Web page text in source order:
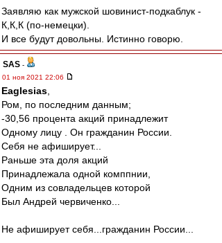
Заявляю как мужской шовинист-подкаблук -
К,К,К (по-немецки).
И все будут довольны. Истинно говорю.
SAS -
01 ноя 2021 22:06
Eaglesias
Ром, по последним данным;
-30,56 процента акций принадлежит
Одному лицу . Он гражданин России.
Себя не афиширует...
Раньше эта доля акций
Принадлежала одной комппнии,
Одним из совладельцев которой
Был Андрей червиченко...
Не афиширует себя...гражданин России...